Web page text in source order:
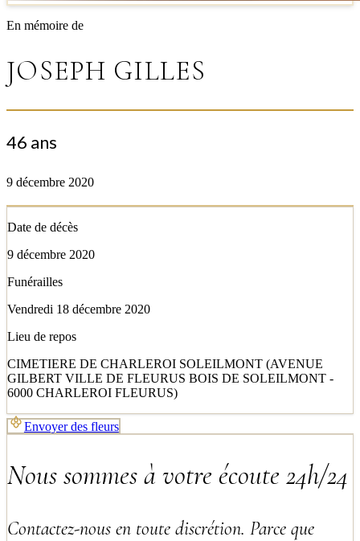
En mémoire de
JOSEPH GILLES
46 ans
9 décembre 2020
Date de décès
9 décembre 2020
Funérailles
Vendredi 18 décembre 2020
Lieu de repos
CIMETIERE DE CHARLEROI SOLEILMONT (AVENUE
GILBERT VILLE DE FLEURUS BOIS DE SOLEILMONT -
6000 CHARLEROI FLEURUS)
Envoyer des fleurs
Nous sommes à votre écoute 24h/24
Contactez-nous en toute discrétion. Parce que